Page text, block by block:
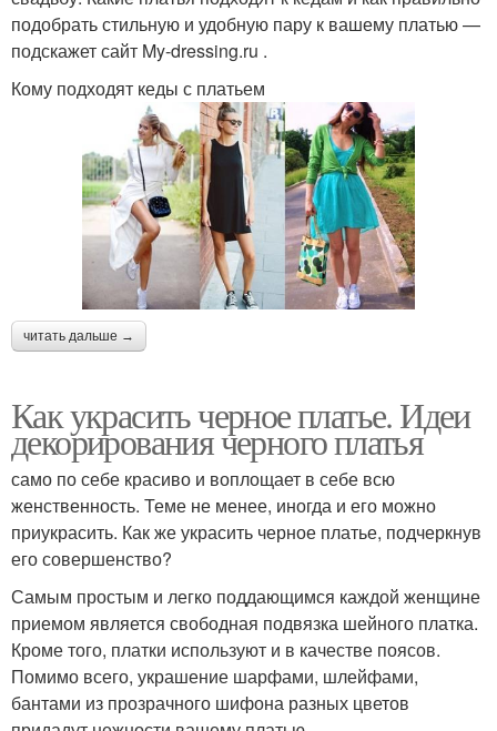
подобрать стильную и удобную пару к вашему платью —
подскажет сайт My-dressing.ru .
Кому подходят кеды с платьем
читать дальше →
Как украсить черное платье. Идеи
декорирования черного платья
само по себе красиво и воплощает в себе всю
женственность. Теме не менее, иногда и его можно
приукрасить. Как же украсить черное платье, подчеркнув
его совершенство?
Самым простым и легко поддающимся каждой женщине
приемом является свободная подвязка шейного платка.
Кроме того, платки используют и в качестве поясов.
Помимо всего, украшение шарфами, шлейфами,
бантами из прозрачного шифона разных цветов